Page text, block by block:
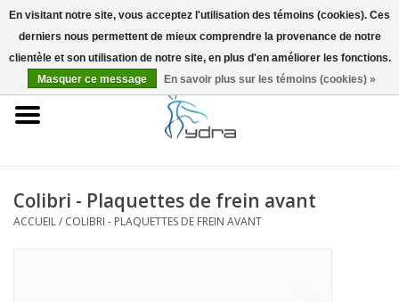
EUR
Accueil
Colibri - Plaquettes de frein avant
ACCUEIL/ COLIBRI - PLAQUETTES DE FREIN AVANT
En visitant notre site, vous acceptez l'utilisation des témoins (cookies). Ces
derniers nous permettent de mieux comprendre la provenance de notre
clientèle et son utilisation de notre site, en plus d'en améliorer les fonctions.
Masquer ce message
En savoir plus sur les témoins (cookies) »